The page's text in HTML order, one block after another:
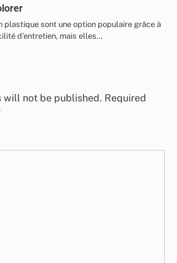
plastique sont une option populaire grâce à
d’entretien, mais elles…
will not be published. Required